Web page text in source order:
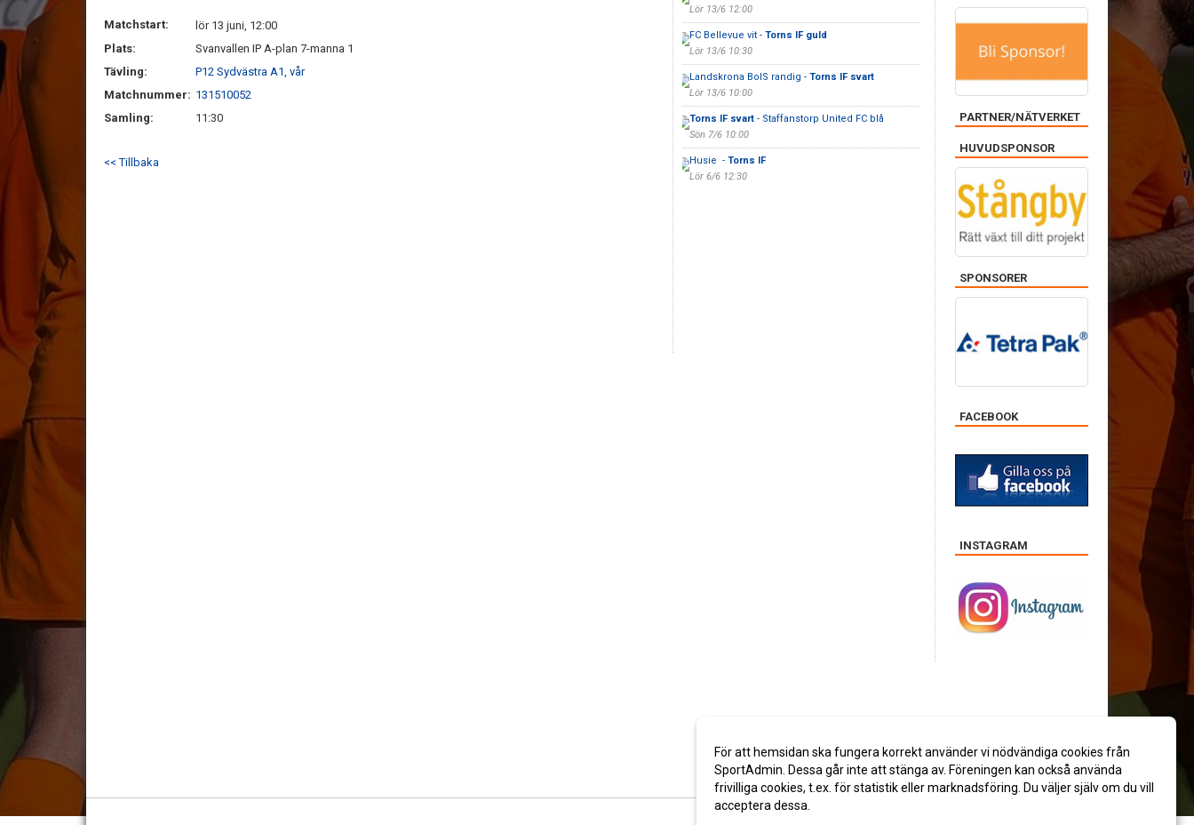
Matchstart:
lör 13 juni, 12:00
Plats:
Svanvallen IP A-plan 7-manna 1
Tävling:
P12 Sydvästra A1, vår
Matchnummer: 131510052
Samling:
11:30
<< Tillbaka
Lör 13/6 12:00
FC Bellevue vit - Torns IF guld
Lör 13/6 10:30
Landskrona BoIS randig - Torns IF svart
Lör 13/6 10:00
Torns IF svart- Staffanstorp United FC blå
Sön 7/6 10:00
Husie - Torns IF
Lör 6/6 12:30
PARTNER/NÄTVERKET
HUVUDSPONSOR
SPONSORER
FACEBOOK
INSTAGRAM
För att hemsidan ska fungera korrekt använder vi nödvändiga cookies från
SportAdmin. Dessa går inte att stänga av. Föreningen kan också använda
frivilliga cookies, t.ex. för statistik eller marknadsföring. Du väljer själv om du vill
acceptera dessa.